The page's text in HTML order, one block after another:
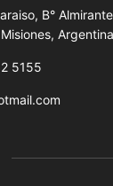
B°
Argentina
5155